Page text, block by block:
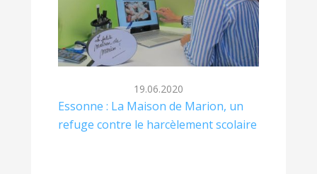
19.06.2020
Essonne : La Maison de Marion, un
refuge contre le harcèlement scolaire